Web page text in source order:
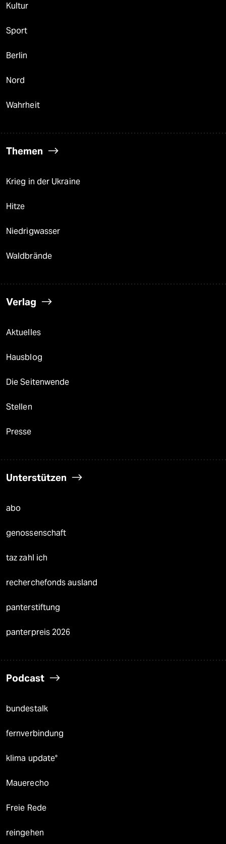
Kultur
Sport
Berlin
Nord
Wahrheit
Themen
Krieg in der Ukraine
Hitze
Niedrigwasser
Waldbrände
Verlag
Aktuelles
Hausblog
Die Seitenwende
Stellen
Presse
Unterstützen
abo
genossenschaft
taz zahl ich
recherchefonds ausland
panterstiftung
panterpreis 2026
Podcast
bundestalk
fernverbindung
klima update°
Mauerecho
Freie Rede
reingehen